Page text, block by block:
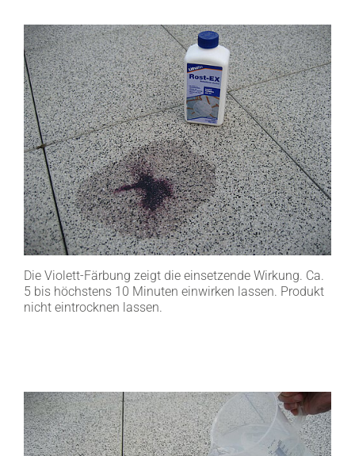
Die Violett-Färbung zeigt die einsetzende Wirkung. Ca.
5 bis höchstens 10 Minuten einwirken lassen. Produkt
nicht eintrocknen lassen.